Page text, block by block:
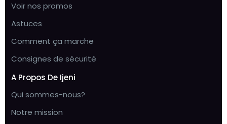
Voir nos promos
Astuces
Comment ça marche
Consignes de sécurité
A Propos De Ijeni
Qui sommes-nous?
Notre mission